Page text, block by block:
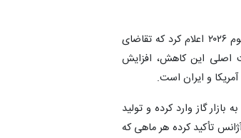
آژانس بین‌المللی انرژی در تازه‌ترین گزارش خود درباره بازار گاز در سه‌ماهه سوم ۲۰۲۶ اعلام کرد که تقاضای
می‌یابد. علت اصلی این کاهش، افزایش
و ایران است.
گاز وارد کرده و تولید
کاهش یافته است. آژانس تأکید کرده هر ماهی که